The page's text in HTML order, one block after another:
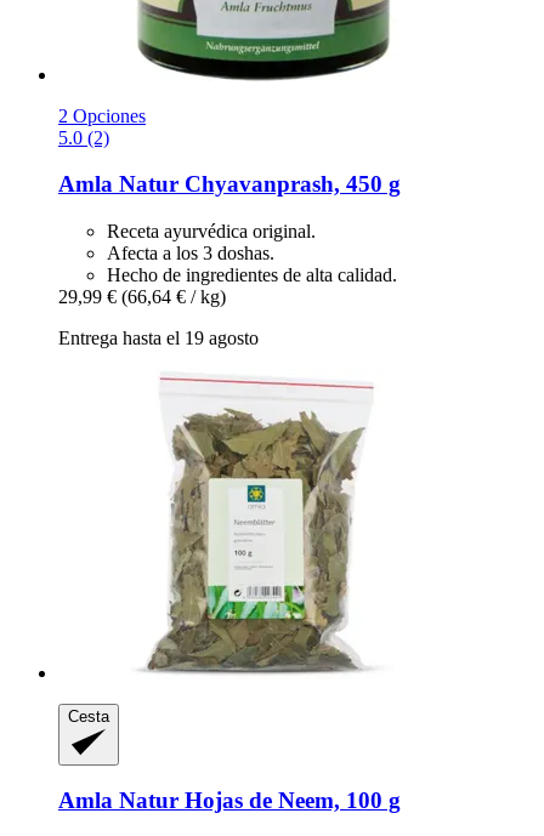
2 Opciones
5.0 (2)
Amla Natur Chyavanprash, 450 g
Receta ayurvédica original.
Afecta a los 3 doshas.
Hecho de ingredientes de alta calidad.
29,99 € (66,64 € / kg)
Entrega hasta el 19 agosto
Cesta
Amla Natur Hojas de Neem, 100 g